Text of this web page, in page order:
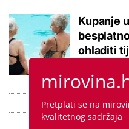
Kupanje
ohladiti
Pretplati se na
kvalitetnog sadržaja